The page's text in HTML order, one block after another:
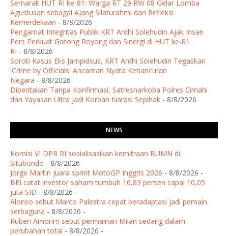
Semarak HUT RI ke-81: Warga RT 29 RW 08 Gelar Lomba
Agustusan sebagai Ajang Silaturahmi dan Refleksi
Kemerdekaan - 8/8/2026
Pengamat Integritas Publik KRT Ardhi Solehudin Ajak Insan
Pers Perkuat Gotong Royong dan Sinergi di HUT ke-81
RI - 8/8/2026
Soroti Kasus Eks Jampidsus, KRT Ardhi Solehudin Tegaskan
'Crime by Officials' Ancaman Nyata Kehancuran
Negara - 8/8/2026
Diberitakan Tanpa Konfirmasi, Satresnarkoba Polres Cimahi
dan Yayasan Ultra Jadi Korban Narasi Sepihak - 8/8/2026
NEWS
Komisi VI DPR RI sosialisasikan kemitraan BUMN di
Situbondo - 8/8/2026 -
Jorge Martin juara sprint MotoGP Inggris 2026 - 8/8/2026 -
BEI catat investor saham tumbuh 16,83 persen capai 10,05
juta SID - 8/8/2026 -
Alonso sebut Marco Palestra cepat beradaptasi jadi pemain
serbaguna - 8/8/2026 -
Ruben Amorim sebut permainan Milan sedang dalam
perubahan total - 8/8/2026 -